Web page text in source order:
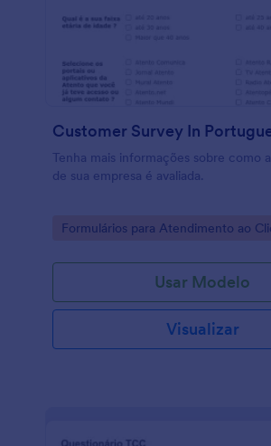
Customer Survey In
Tenha mais informações sobre como
de sua empresa é avaliada.
Go to Category:
Formulários para Atendimento ao
Usar Modelo
Visualizar